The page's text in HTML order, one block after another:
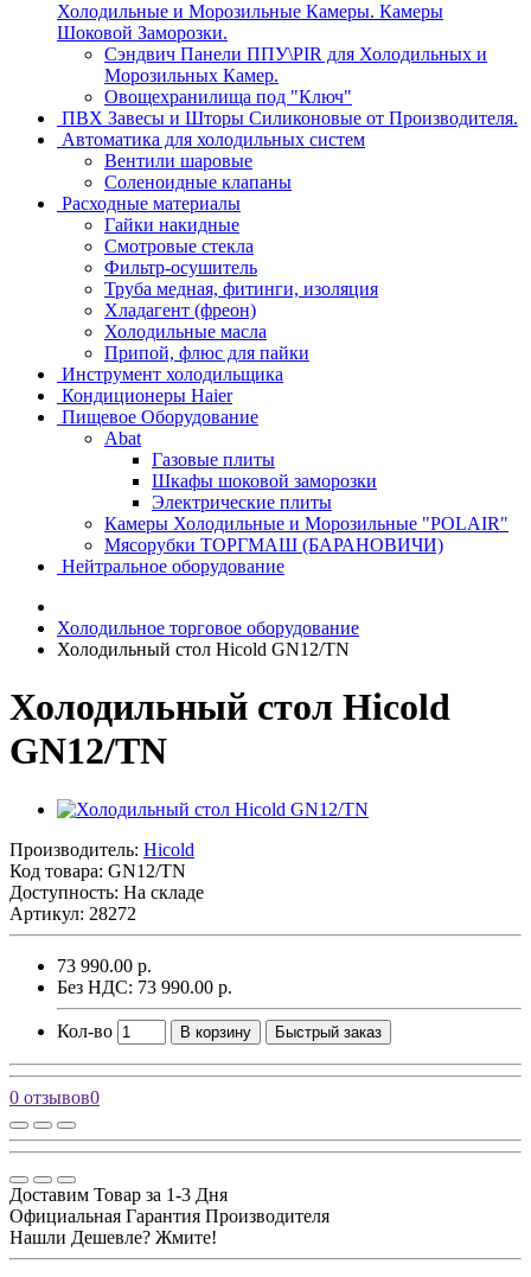
Холодильные и Морозильные Камеры. Камеры
Шоковой Заморозки.
Сэндвич Панели ППУ\PIR для Холодильных и
Морозильных Камер.
Овощехранилища под "Ключ"
ПВХ Завесы и Шторы Силиконовые от Производителя.
Автоматика для холодильных систем
Вентили шаровые
Соленоидные клапаны
Расходные материалы
Гайки накидные
Смотровые стекла
Фильтр-осушитель
Труба медная, фитинги, изоляция
Хладагент (фреон)
Холодильные масла
Припой, флюс для пайки
Инструмент холодильщика
Кондиционеры Haier
Пищевое Оборудование
Abat
Газовые плиты
Шкафы шоковой заморозки
Электрические плиты
Камеры Холодильные и Морозильные "POLAIR"
Мясорубки ТОРГМАШ (БАРАНОВИЧИ)
Нейтральное оборудование
Холодильное торговое оборудование
Холодильный стол Hicold GN12/TN
Холодильный стол Hicold
GN12/TN
Производитель: Hicold
Код товара: GN12/TN
Доступность: На складе
Артикул: 28272
73 990.00 р.
Без НДС: 73 990.00 р.
Кол-во В корзину Быстрый заказ
0 отзывов0
Доставим Товар за 1-3 Дня
Официальная Гарантия Производителя
Нашли Дешевле? Жмите!